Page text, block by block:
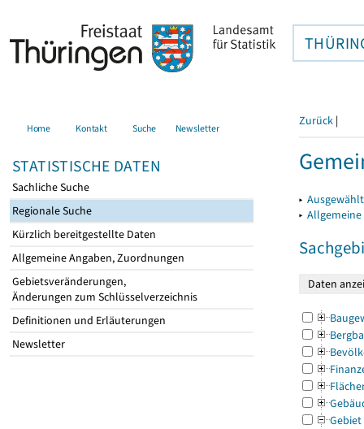
Home Kontakt Suche Newsletter
STATISTISCHE DATEN
Sachliche Suche
Regionale Suche
Kürzlich bereitgestellte Daten
Allgemeine Angaben, Zuordnungen
Gebietsveränderungen,
Änderungen zum Schlüsselverzeichnis
Definitionen und Erläuterungen
Newsletter
Zurück |
▸
▸
Gebiet